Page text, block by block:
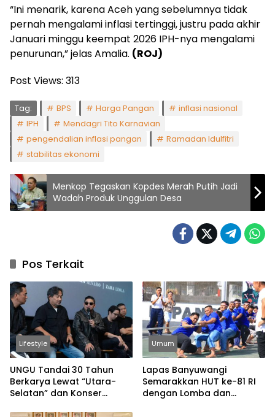
“Ini menarik, karena Aceh yang sebelumnya tidak
pernah mengalami inflasi tertinggi, justru pada akhir
Januari minggu keempat 2026 IPH-nya mengalami
penurunan,” jelas Amalia. (ROJ)
Post Views: 313
Tag: BPS Harga Pangan
inflasi nasional
IPH
Mendagri Tito Karnavian
pengendalian inflasi pangan
Ramadan Idulfitri
stabilitas ekonomi
Menkop Tegaskan Kopdes Merah Putih Jadi
Wadah Produk Unggulan Desa
Pos Terkait
Lifestyle
UNGU Tandai 30 Tahun
Berkarya Lewat “Utara-
Selatan” dan Konser
Umum
Lapas Banyuwangi
Semarakkan HUT ke-81 RI
dengan Lomba dan